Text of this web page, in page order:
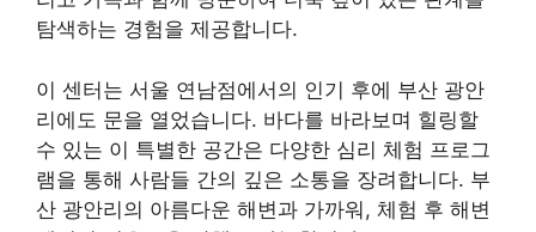
탐색하는 경험을 제공합니다.
이 센터는 서울 연남점에서의 인기 후에 부산 광안
리에도 문을 열었습니다. 바다를 바라보며 힐링할
수 있는 이 특별한 공간은 다양한 심리 체험 프로그
램을 통해 사람들 간의 깊은 소통을 장려합니다. 부
산 광안리의 아름다운 해변과 가까워, 체험 후 해변